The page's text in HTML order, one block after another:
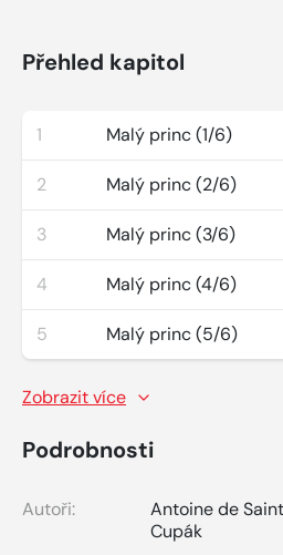
Přehled kapitol
1 Malý princ (1/6)
2 Malý princ (2/6)
3 Malý princ (3/6)
4 Malý princ (4/6)
5 Malý princ (5/6)
Zobrazit více
Podrobnosti
Autoři: Antoine de
Cupák